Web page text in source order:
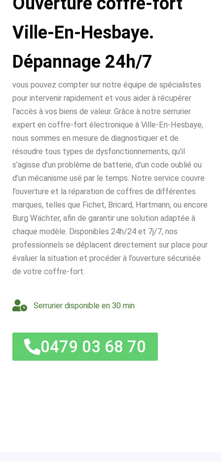
Ville-En-Hesbaye.
Dépannage 24h/7
vous pouvez compter sur notre équipe de spécialistes
pour intervenir rapidement et vous aider à récupérer
l’accès à vos biens de valeur. Grâce à notre serrurier
expert en coffre-fort électronique à Ville-En-Hesbaye,
nous sommes en mesure de diagnostiquer et de
résoudre tous types de dysfonctionnements, qu’il
s’agisse d’un problème de batterie, d’un code oublié ou
d’un mécanisme usé par le temps. Notre service couvre
l’ouverture et la réparation de coffres de différentes
marques, telles que Fichet, Bricard, Hartmann, ou encore
Burg Wächter, afin de garantir une solution adaptée à
chaque modèle. Disponibles 24h/24 et 7j/7, nos
professionnels se déplacent directement sur place pour
évaluer la situation et procéder à l’ouverture sécurisée
de votre coffre-fort.
Serrurier disponible en 30 min
0479 03 68 70